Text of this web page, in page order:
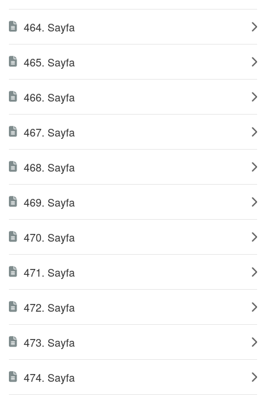
464. Sayfa
465. Sayfa
466. Sayfa
467. Sayfa
468. Sayfa
469. Sayfa
470. Sayfa
471. Sayfa
472. Sayfa
473. Sayfa
474. Sayfa